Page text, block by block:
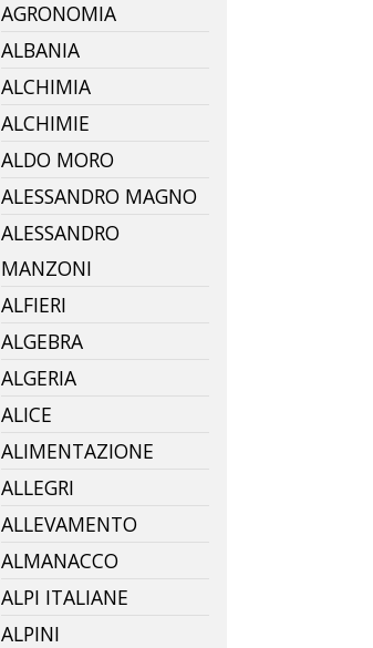
AGRONOMIA
ALBANIA
ALCHIMIA
ALCHIMIE
ALDO MORO
ALESSANDRO MAGNO
ALESSANDRO
MANZONI
ALFIERI
ALGEBRA
ALGERIA
ALICE
ALIMENTAZIONE
ALLEGRI
ALLEVAMENTO
ALMANACCO
ALPI ITALIANE
ALPINI